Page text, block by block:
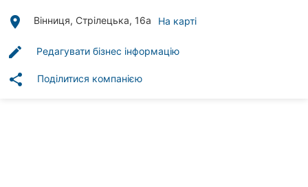
Приватні
Автошколи
place Вінниця, Стрілецька, 16а На карті
edit Редагувати бізнес інформацію
share Поділитися компанією